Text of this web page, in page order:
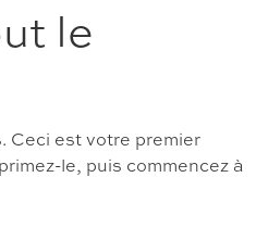
le
Ceci est votre premier
le, puis commencez à